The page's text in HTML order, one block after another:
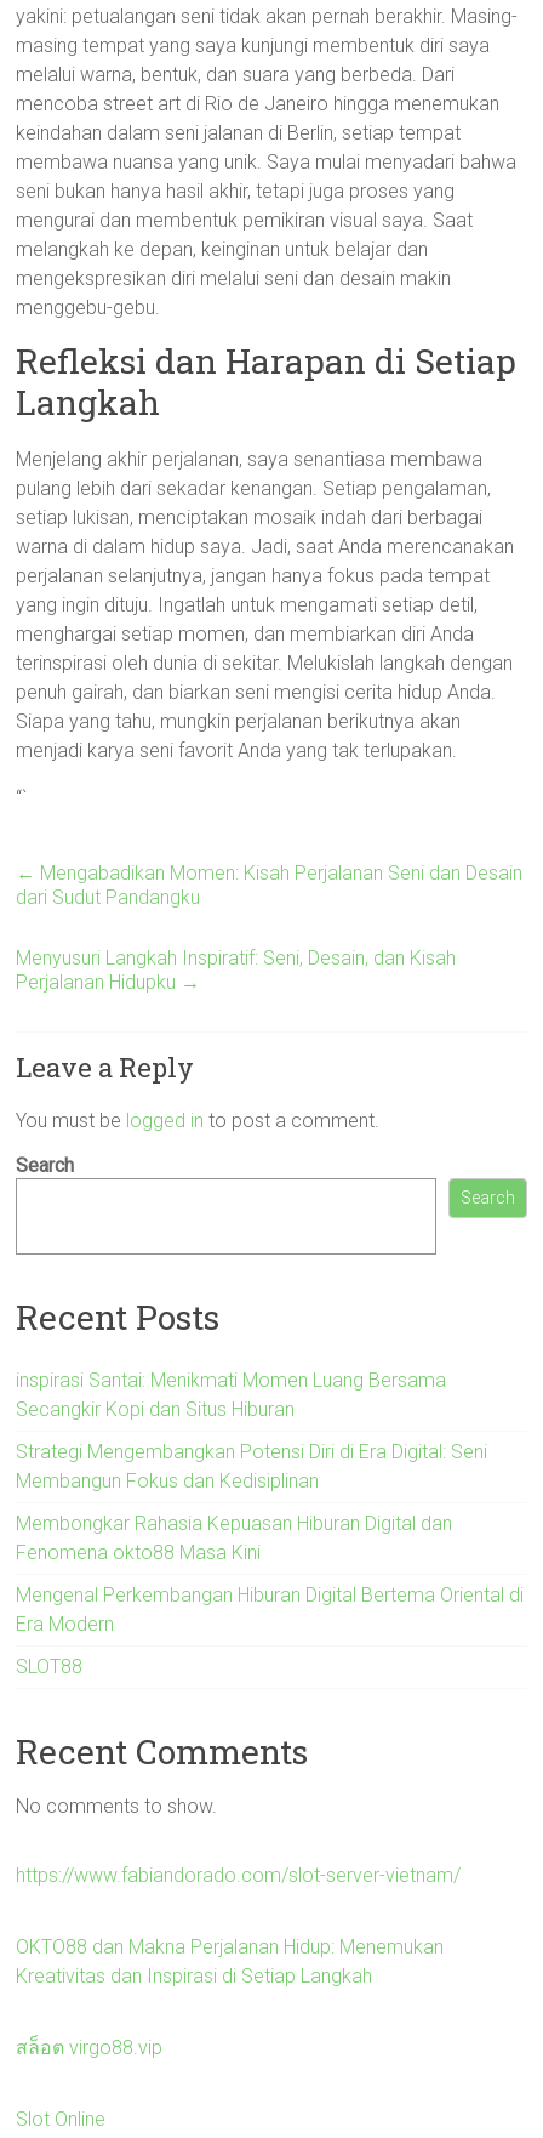
yakini: petualangan seni tidak akan pernah berakhir. Masing-
masing tempat yang saya kunjungi membentuk diri saya
melalui warna, bentuk, dan suara yang berbeda. Dari
mencoba street art di Rio de Janeiro hingga menemukan
keindahan dalam seni jalanan di Berlin, setiap tempat
membawa nuansa yang unik. Saya mulai menyadari bahwa
seni bukan hanya hasil akhir, tetapi juga proses yang
mengurai dan membentuk pemikiran visual saya. Saat
melangkah ke depan, keinginan untuk belajar dan
mengekspresikan diri melalui seni dan desain makin
menggebu-gebu.
Refleksi dan Harapan di Setiap
Langkah
Menjelang akhir perjalanan, saya senantiasa membawa
pulang lebih dari sekadar kenangan. Setiap pengalaman,
setiap lukisan, menciptakan mosaik indah dari berbagai
warna di dalam hidup saya. Jadi, saat Anda merencanakan
perjalanan selanjutnya, jangan hanya fokus pada tempat
yang ingin dituju. Ingatlah untuk mengamati setiap detil,
menghargai setiap momen, dan membiarkan diri Anda
terinspirasi oleh dunia di sekitar. Melukislah langkah dengan
penuh gairah, dan biarkan seni mengisi cerita hidup Anda.
Siapa yang tahu, mungkin perjalanan berikutnya akan
menjadi karya seni favorit Anda yang tak terlupakan.
“`
← Mengabadikan Momen: Kisah Perjalanan Seni dan Desain
dari Sudut Pandangku
Menyusuri Langkah Inspiratif: Seni, Desain, dan Kisah
Perjalanan Hidupku →
Leave a Reply
You must be logged in to post a comment.
Search
Search
Recent Posts
inspirasi Santai: Menikmati Momen Luang Bersama
Secangkir Kopi dan Situs Hiburan
Strategi Mengembangkan Potensi Diri di Era Digital: Seni
Membangun Fokus dan Kedisiplinan
Membongkar Rahasia Kepuasan Hiburan Digital dan
Fenomena okto88 Masa Kini
Mengenal Perkembangan Hiburan Digital Bertema Oriental di
Era Modern
SLOT88
Recent Comments
No comments to show.
https://www.fabiandorado.com/slot-server-vietnam/
OKTO88 dan Makna Perjalanan Hidup: Menemukan
Kreativitas dan Inspirasi di Setiap Langkah
สล็อต virgo88.vip
Slot Online